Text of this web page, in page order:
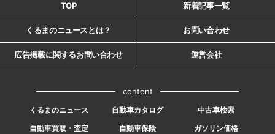
TOP 新着記事一覧
くるまのニュースとは？ お問い合わせ
広告掲載に関するお問い合わせ 運営会社
content
くるまのニュース 自動車カタログ
中古車検索
自動車買取・査定
自動車保険 ガソリン価格